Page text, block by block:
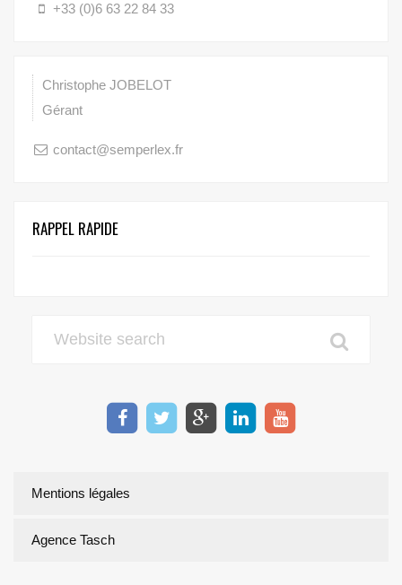
+33 (0)6 63 22 84 33
Christophe JOBELOT
Gérant
contact@semperlex.fr
RAPPEL RAPIDE
Mentions légales
Agence Tasch